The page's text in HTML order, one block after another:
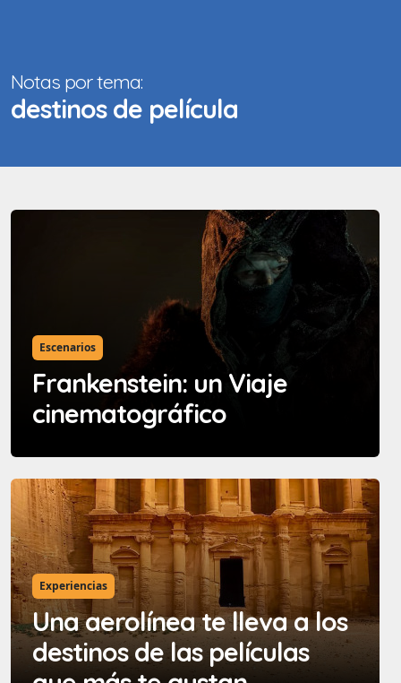
Notas por tema:
destinos de película
Escenarios
Frankenstein: un Viaje
cinematográfico
Experiencias
Una aerolínea te lleva a los
destinos de las películas